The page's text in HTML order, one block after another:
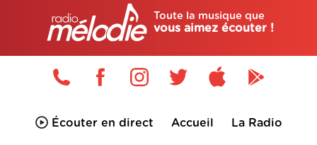
Toute la musique que
vous aimez écouter !
Écouter en direct Accueil La Radio